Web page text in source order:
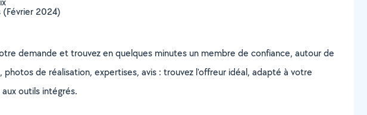
(Février 2024)
demande et trouvez en quelques minutes un membre de confiance, autour de
de réalisation, expertises, avis : trouvez l'offreur idéal, adapté à votre
outils intégrés.